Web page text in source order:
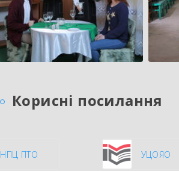
Корисні посилання
НПЦ ПТО УЦОЯО